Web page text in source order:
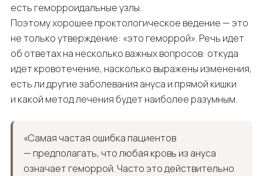
есть геморроидальные узлы.
Поэтому хорошее проктологическое ведение — это
не только утверждение: «это геморрой». Речь идет
об ответах на несколько важных вопросов: откуда
идет кровотечение, насколько выражены изменения,
есть ли другие заболевания ануса и прямой кишки
и какой метод лечения будет наиболее разумным.
«Самая частая ошибка пациентов
— предполагать, что любая кровь из ануса
означает геморрой. Часто это действительно